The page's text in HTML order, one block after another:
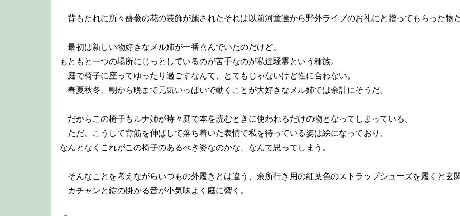
背もたれに所々薔薇の花の装飾が施されたそれは以前河童達から野外ライブのお礼にと贈ってもらった物だ
最初は新しい物好きなメル姉が一番喜んでいたのだけど、
もともと一つの場所にじっとしているのが苦手なのが私達騒霊という種族。
庭で椅子に座ってゆったり過ごすなんて、とてもじゃないけど性に合わない。
春夏秋冬、朝から晩まで元気いっぱいで動くことが大好きなメル姉では余計にそうだ。
だからこの椅子もルナ姉が時々庭で本を読むときに使われるだけの物となってしまっている。
ただ、こうして背筋を伸ばして落ち着いた表情で私を待っている姿は絵になっており、
なんとなくこれがこの椅子のあるべき姿なのかな、なんて思ってしまう。
そんなことを考えながらいつもの外履きとは違う、余所行き用の紅葉色のストラップシューズを履くと玄
カチャンと錠の掛かる音が小気味よく庭に響く。